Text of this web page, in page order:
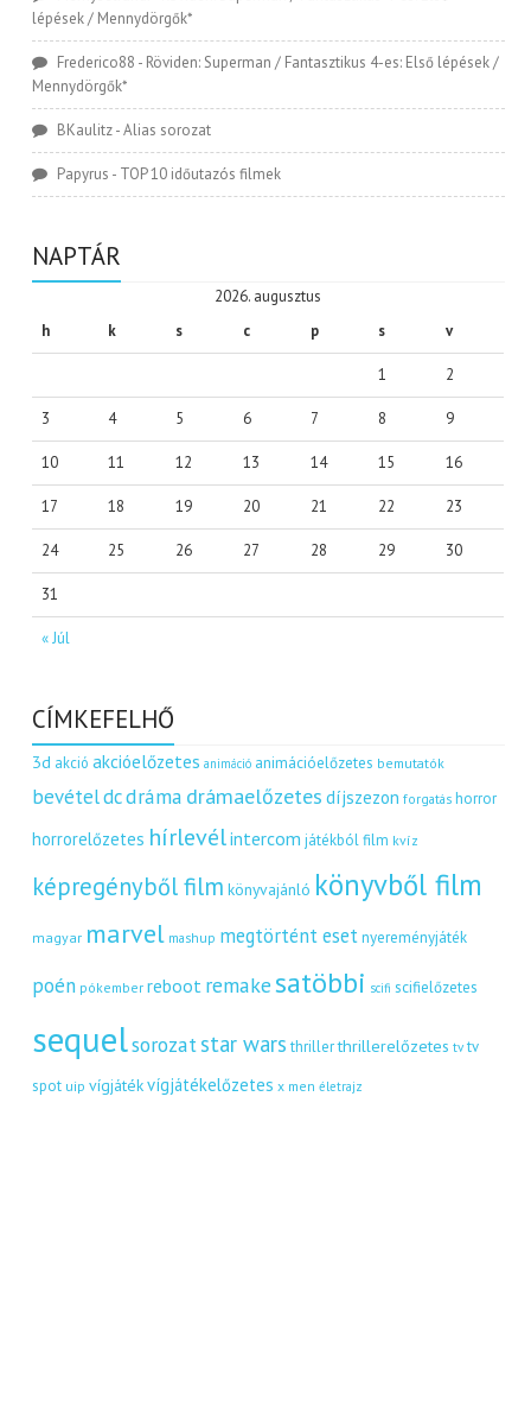
lépések / Mennydörgők*
Frederico88 - Röviden: Superman / Fantasztikus 4-es: Első lépések /
Mennydörgők*
BKaulitz-Alias sorozat
Papyrus - TOP 10 időutazós filmek
NAPTÁR
2026. augusztus
h
k s c p s v
« Júl
1 2
3 4 5 6 7 8 9
10 11 12 13 14 15 16
17 18 19 20 21 22 23
24 25 26 27 28 29 30
31
CÍMKEFELHŐ
3d akció akcióelőzetes animáció animációelőzetes bemutatók
bevételdcdráma drámaelőzetes díjszezon forgatás horror
horrorelőzetes hírlevélintercom játékból film kvíz
képregényből film könyvajánló könyvből film
magyar marvel mashup megtörtént eset nyereményjáték
poén pókember reboot remakesatöbbi scifi scifielőzetes
sequelsorozatstar wars thriller thrillerelőzetes tv tv
spot uip vígjátékvígjátékelőzetes x men életrajz